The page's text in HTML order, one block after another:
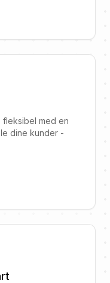
fleksibel med en
dine kunder -